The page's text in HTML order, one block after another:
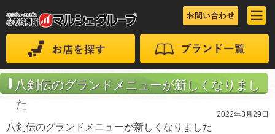
八剣伝のグランドメニューが新しくなりまし
た
2022年3月29日
八剣伝のグランドメニューが新しくなりました